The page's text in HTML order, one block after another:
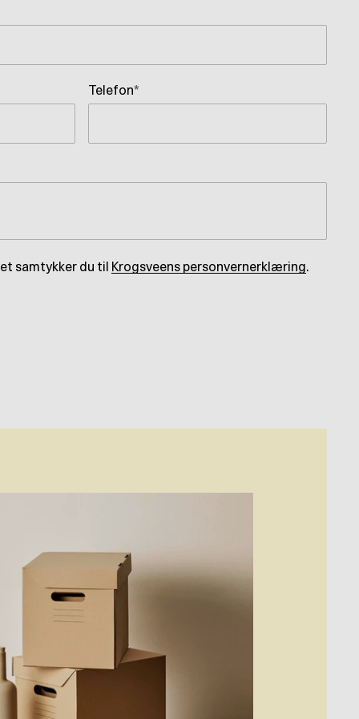
Telefon*
samtykker du til Krogsveens personvernerklæring.